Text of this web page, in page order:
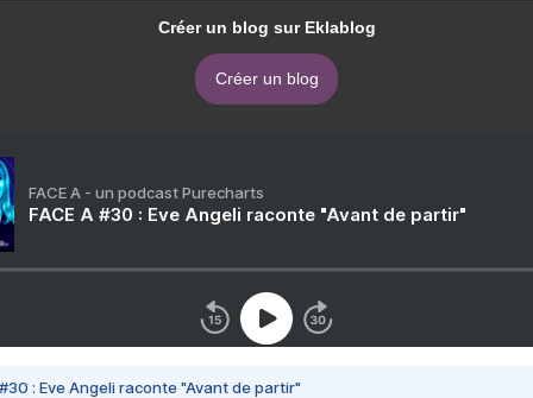
Créer un blog sur Eklablog
Créer un blog
FACE A - un podcast Purecharts
FACE A #30 : Eve Angeli raconte "Avant de partir"
#30 : Eve Angeli raconte "Avant de partir"